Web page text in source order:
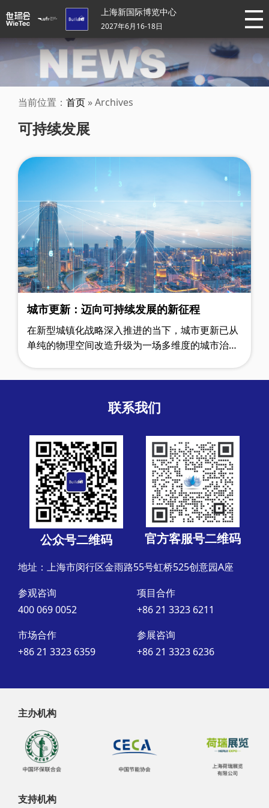
上海新国际博览中心
2027年6月16-18日
当前位置： 首页 » Archives
可持续发展
城市更新：迈向可持续发展的新征程
在新型城镇化战略深入推进的当下，城市更新已从
单纯的物理空间改造升级为一场多维度的城市治理
联系我们
公众号二维码 官方客服号二维码
地址：上海市闵行区金雨路55号虹桥525创意园A座
参观咨询
400 069 0052
项目合作
+86 21 3323 6211
市场合作
+86 21 3323 6359
参展咨询
+86 21 3323 6236
主办机构
支持机构